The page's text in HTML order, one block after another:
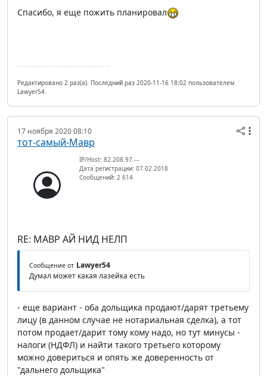
Спасибо, я еще пожить планировал
Редактировано 2 раз(а). Последний раз 2020-11-16 18:02 пользователем
Lawyer54.
17 ноября 2020 08:10
тот-самый-Мавр
IP/Host: 82.208.97.---
Дата регистрации: 07.02.2018
Сообщений: 2 614
RE: МАВР АЙ НИД НЕЛП
Сообщение от Lawyer54
Думал может какая лазейка есть
- еще вариант - оба дольщика продают/дарят третьему
лицу (в данном случае не нотариальная сделка), а тот
потом продает/дарит тому кому надо, но тут минусы -
налоги (НДФЛ) и найти такого третьего которому
можно довериться и опять же доверенность от
"дальнего дольщика"